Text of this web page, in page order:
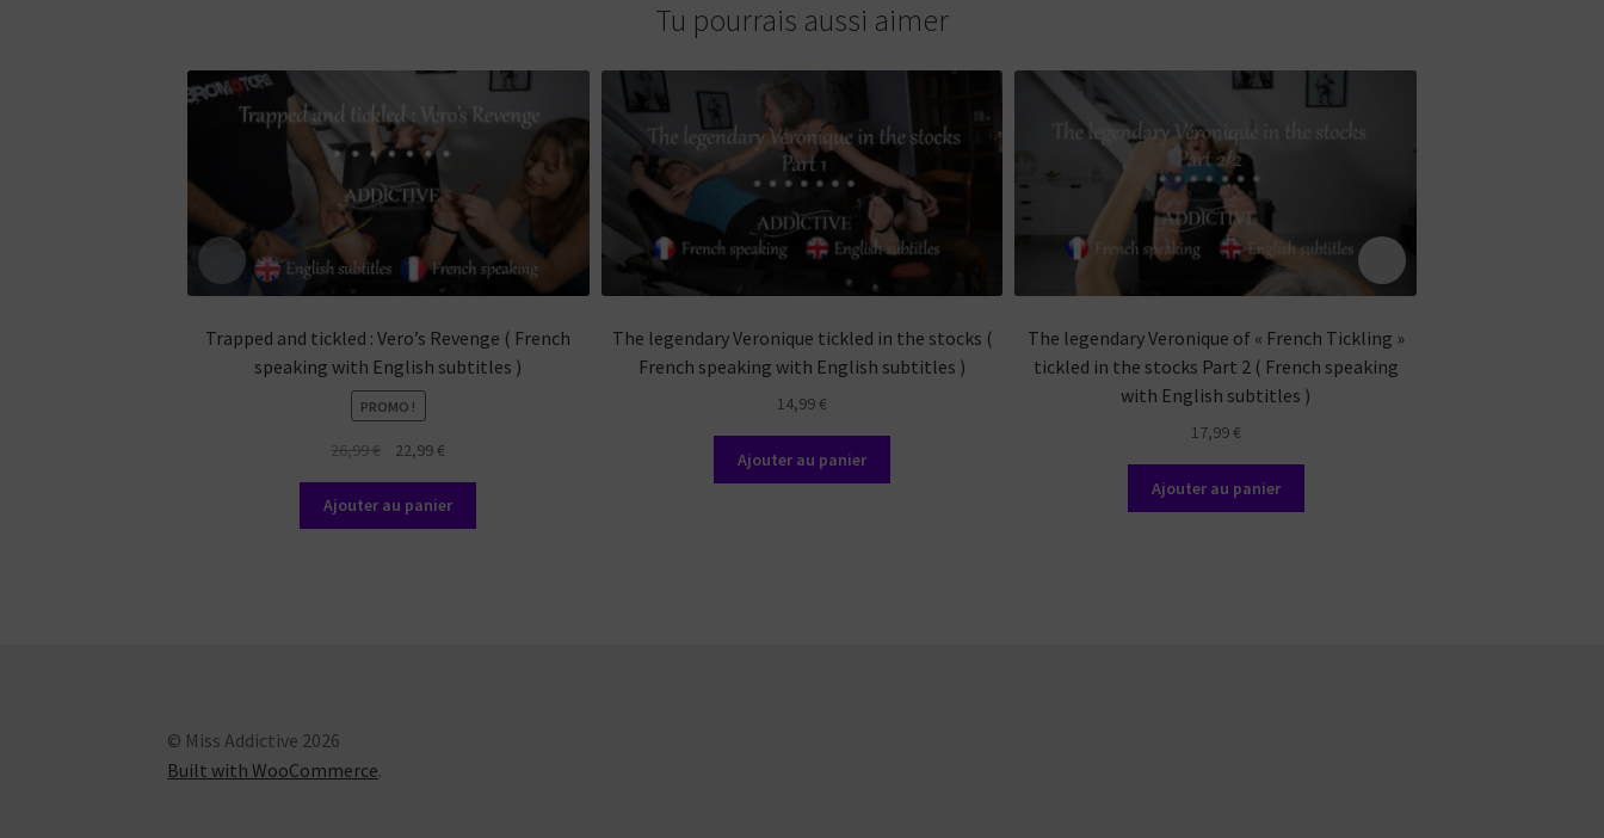
Tu pourrais aussi aimer
Trapped and tickled : Vero’s Revenge ( French
speaking with English subtitles )
PROMO !
26,99€
Le
initial
était :
22,99€
actuel
est :
Ajouter au panier
The legendary Veronique tickled in the stocks (
French speaking with English subtitles )
14,99€
Ajouter au panier
The legendary Veronique of « French Tickling »
tickled in the stocks Part 2 ( French speaking
with English subtitles )
17,99€
Ajouter au panier
© Miss Addictive 2026
Built with WooCommerce.